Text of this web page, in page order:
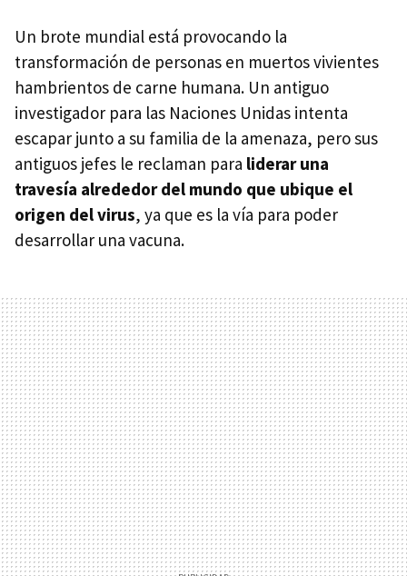
Un brote mundial está provocando la
transformación de personas en muertos vivientes
hambrientos de carne humana. Un antiguo
investigador para las Naciones Unidas intenta
escapar junto a su familia de la amenaza, pero sus
antiguos jefes le reclaman para liderar una
travesía alrededor del mundo que ubique el
origen del virus, ya que es la vía para poder
desarrollar una vacuna.